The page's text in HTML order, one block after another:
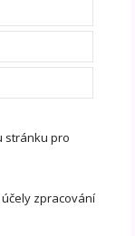
stránku pro
zpracování